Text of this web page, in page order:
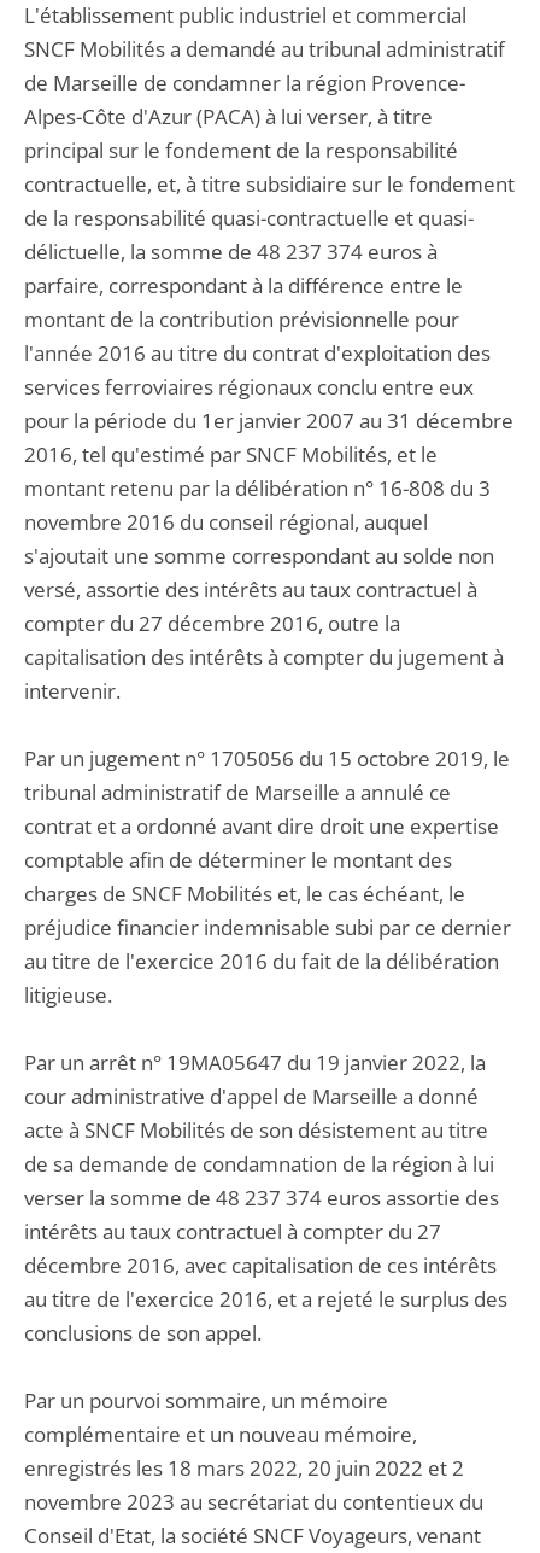
L'établissement public industriel et commercial
SNCF Mobilités a demandé au tribunal administratif
de Marseille de condamner la région Provence-
Alpes-Côte d'Azur (PACA) à lui verser, à titre
principal sur le fondement de la responsabilité
contractuelle, et, à titre subsidiaire sur le fondement
de la responsabilité quasi-contractuelle et quasi-
délictuelle, la somme de 48 237 374 euros à
parfaire, correspondant à la différence entre le
montant de la contribution prévisionnelle pour
l'année 2016 au titre du contrat d'exploitation des
services ferroviaires régionaux conclu entre eux
pour la période du 1er janvier 2007 au 31 décembre
2016, tel qu'estimé par SNCF Mobilités, et le
montant retenu par la délibération n° 16-808 du 3
novembre 2016 du conseil régional, auquel
s'ajoutait une somme correspondant au solde non
versé, assortie des intérêts au taux contractuel à
compter du 27 décembre 2016, outre la
capitalisation des intérêts à compter du jugement à
intervenir.
Par un jugement n° 1705056 du 15 octobre 2019, le
tribunal administratif de Marseille a annulé ce
contrat et a ordonné avant dire droit une expertise
comptable afin de déterminer le montant des
charges de SNCF Mobilités et, le cas échéant, le
préjudice financier indemnisable subi par ce dernier
au titre de l'exercice 2016 du fait de la délibération
litigieuse.
Par un arrêt n° 19MA05647 du 19 janvier 2022, la
cour administrative d'appel de Marseille a donné
acte à SNCF Mobilités de son désistement au titre
de sa demande de condamnation de la région à lui
verser la somme de 48 237 374 euros assortie des
intérêts au taux contractuel à compter du 27
décembre 2016, avec capitalisation de ces intérêts
au titre de l'exercice 2016, et a rejeté le surplus des
conclusions de son appel.
Par un pourvoi sommaire, un mémoire
complémentaire et un nouveau mémoire,
enregistrés les 18 mars 2022, 20 juin 2022 et 2
novembre 2023 au secrétariat du contentieux du
Conseil d'Etat, la société SNCF Voyageurs, venant